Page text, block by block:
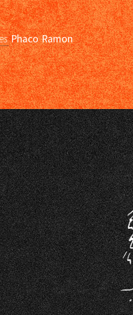
Phaco Ramon